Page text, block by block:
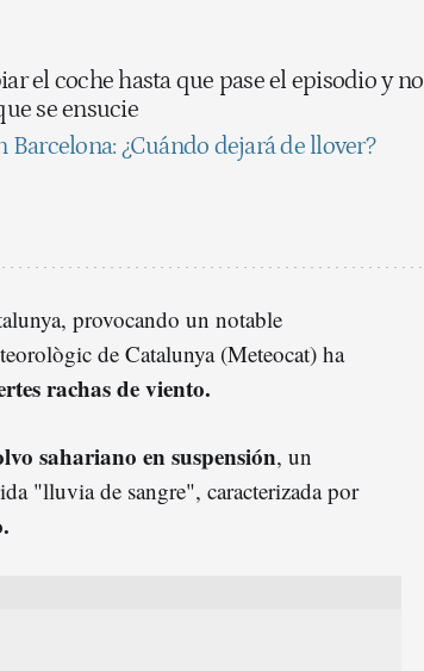
el coche hasta que pase el episodio y no
se ensucie
¿Cuándo dejará de llover?
provocando un notable
de Catalunya (Meteocat) ha
rachas de viento.
sahariano en suspensión, un
"lluvia de sangre", caracterizada por